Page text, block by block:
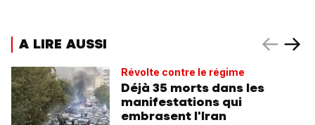
A LIRE AUSSI
Révolte contre le régime
Déjà 35 morts dans les
manifestations qui
embrasent l'Iran